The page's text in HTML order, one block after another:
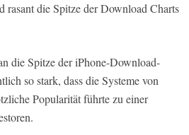
rasant die Spitze der Download Charts
die Spitze der iPhone-Download-
so stark, dass die Systeme von
Popularität führte zu einer